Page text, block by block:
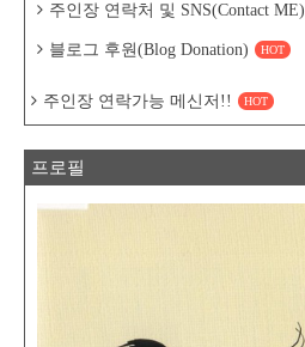
주인장 연락처 및 SNS(Contact ME)
블로그 후원(Blog Donation) HOT
주인장 연락가능 메신저!! HOT
프로필